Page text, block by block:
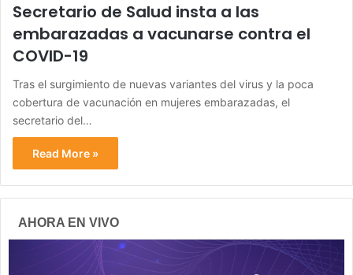
Secretario de Salud insta a las
embarazadas a vacunarse contra el
COVID-19
Tras el surgimiento de nuevas variantes del virus y la poca
cobertura de vacunación en mujeres embarazadas, el
secretario del…
Read More »
AHORA EN VIVO